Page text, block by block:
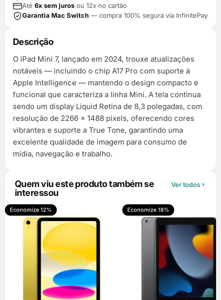
Até 6x sem juros ou 12x no cartão
Garantia Mac Switch — compra 100% segura via InfinitePay
Descrição
O iPad Mini 7, lançado em 2024, trouxe atualizações
notáveis — incluindo o chip A17 Pro com suporte à
Apple Intelligence — mantendo o design compacto e
funcional que caracteriza a linha Mini. A tela continua
sendo um display Liquid Retina de 8,3 polegadas, com
resolução de 2266 x 1488 pixels, oferecendo cores
vibrantes e suporte a True Tone, garantindo uma
excelente qualidade de imagem para consumo de
mídia, navegação e trabalho.
Quem viu este produto também se
interessou
Ver todos
Economize 12% Economize 18%